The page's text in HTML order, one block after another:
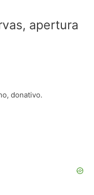
apertura
donativo.